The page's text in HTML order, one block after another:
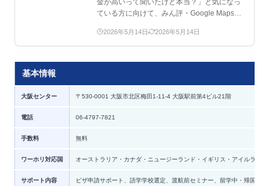
金が高いって聞いたけど本当？」と気になっ
ている方に向けて、みん評・Google Maps・
2026年5月14日 2026年5月14日
基本情報
大阪センター 〒530-0001 大阪市北区梅田1-11-4 大阪駅前第4ビル21階
電話 06-4797-7821
手数料 無料
ワーホリ対応国 オーストラリア・カナダ・ニュージーランド・イギリス・アイルラン
サポート内容 ビザ申請サポート、語学学校選定、渡航前セミナー、留学中・帰国後